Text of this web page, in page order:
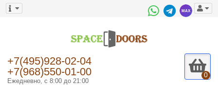
+7(495)928-02-04
+7(968)550-01-00
Ежедневно, с 8:00 до 21:00
0